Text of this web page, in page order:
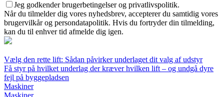
Jeg godkender brugerbetingelser og privatlivspolitik.
Når du tilmelder dig vores nyhedsbrev, accepterer du samtidig vores
brugervilkår og persondatapolitik. Hvis du fortryder din tilmelding,
kan du til enhver tid afmelde dig igen.
Vælg den rette lift: Sådan påvirker underlaget dit valg af udstyr
Få styr på hvilket underlag der kræver hvilken lift – og undgå dyre
fejl på byggepladsen
Maskiner